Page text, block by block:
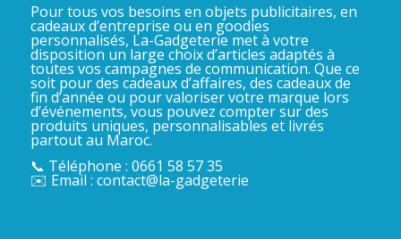
Pour tous vos besoins en objets publicitaires, en
cadeaux d’entreprise ou en goodies
personnalisés, La-Gadgeterie met à votre
disposition un large choix d’articles adaptés à
toutes vos campagnes de communication. Que ce
soit pour des cadeaux d’affaires, des cadeaux de
fin d’année ou pour valoriser votre marque lors
d’événements, vous pouvez compter sur des
produits uniques, personnalisables et livrés
partout au Maroc.
📞 Téléphone : 0661 58 57 35
✉️ Email : contact@la-gadgeterie